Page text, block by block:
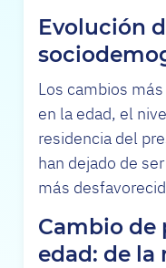
Evolución
Los cambios
en la edad, el
residencia del
han dejado de
más
Cambio de
edad: de la